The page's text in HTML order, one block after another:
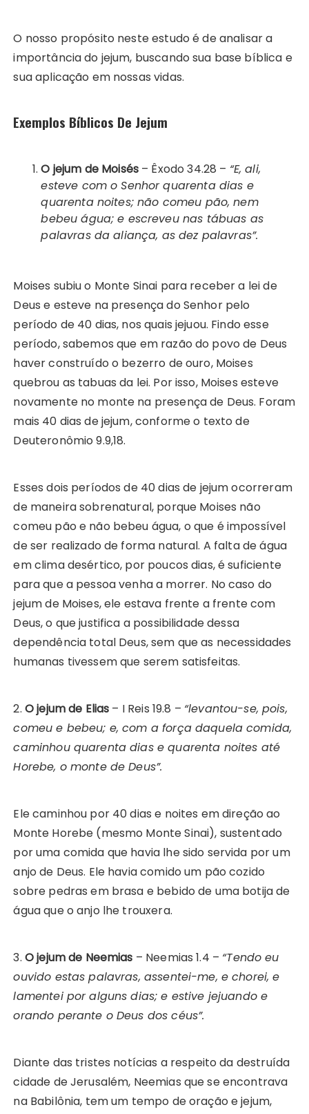
O nosso propósito neste estudo é de analisar a
importância do jejum, buscando sua base bíblica e
sua aplicação em nossas vidas.
Exemplos Bíblicos De Jejum
O jejum de Moisés – Êxodo 34.28 – “E, ali,
esteve com o Senhor quarenta dias e
quarenta noites; não comeu pão, nem
bebeu água; e escreveu nas tábuas as
palavras da aliança, as dez palavras”.
Moises subiu o Monte Sinai para receber a lei de
Deus e esteve na presença do Senhor pelo
período de 40 dias, nos quais jejuou. Findo esse
período, sabemos que em razão do povo de Deus
haver construído o bezerro de ouro, Moises
quebrou as tabuas da lei. Por isso, Moises esteve
novamente no monte na presença de Deus. Foram
mais 40 dias de jejum, conforme o texto de
Deuteronômio 9.9,18.
Esses dois períodos de 40 dias de jejum ocorreram
de maneira sobrenatural, porque Moises não
comeu pão e não bebeu água, o que é impossível
de ser realizado de forma natural. A falta de água
em clima desértico, por poucos dias, é suficiente
para que a pessoa venha a morrer. No caso do
jejum de Moises, ele estava frente a frente com
Deus, o que justifica a possibilidade dessa
dependência total Deus, sem que as necessidades
humanas tivessem que serem satisfeitas.
2. O jejum de Elias – I Reis 19.8 – “levantou-se, pois,
comeu e bebeu; e, com a força daquela comida,
caminhou quarenta dias e quarenta noites até
Horebe, o monte de Deus”.
Ele caminhou por 40 dias e noites em direção ao
Monte Horebe (mesmo Monte Sinai), sustentado
por uma comida que havia lhe sido servida por um
anjo de Deus. Ele havia comido um pão cozido
sobre pedras em brasa e bebido de uma botija de
água que o anjo lhe trouxera.
3. O jejum de Neemias – Neemias 1.4 – “Tendo eu
ouvido estas palavras, assentei-me, e chorei, e
lamentei por alguns dias; e estive jejuando e
orando perante o Deus dos céus”.
Diante das tristes notícias a respeito da destruída
cidade de Jerusalém, Neemias que se encontrava
na Babilônia, tem um tempo de oração e jejum,